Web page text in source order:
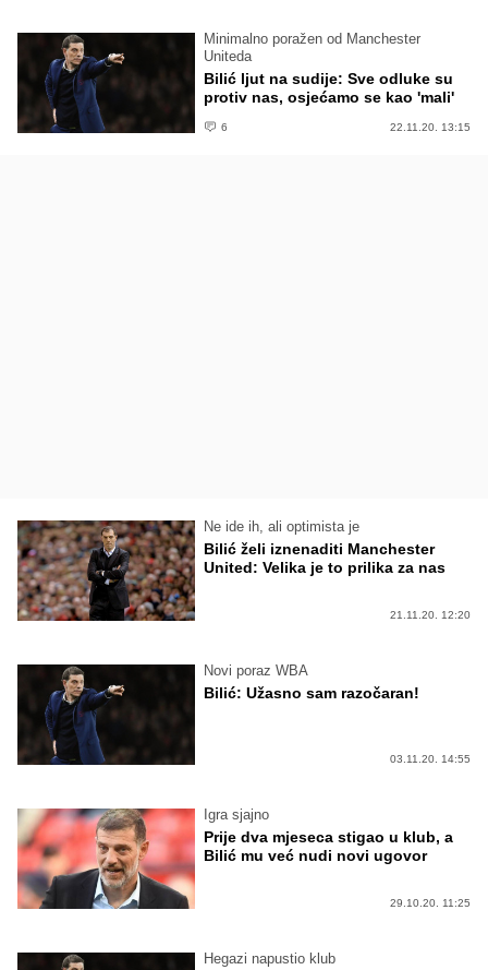
Minimalno poražen od Manchester
Uniteda
Bilić ljut na sudije: Sve odluke su
protiv nas, osjećamo se kao 'mali'
6 22.11.20. 13:15
Ne ide ih, ali optimista je
Bilić želi iznenaditi Manchester
United: Velika je to prilika za nas
21.11.20. 12:20
Novi poraz WBA
Bilić: Užasno sam razočaran!
03.11.20. 14:55
Igra sjajno
Prije dva mjeseca stigao u klub, a
Bilić mu već nudi novi ugovor
29.10.20. 11:25
Hegazi napustio klub